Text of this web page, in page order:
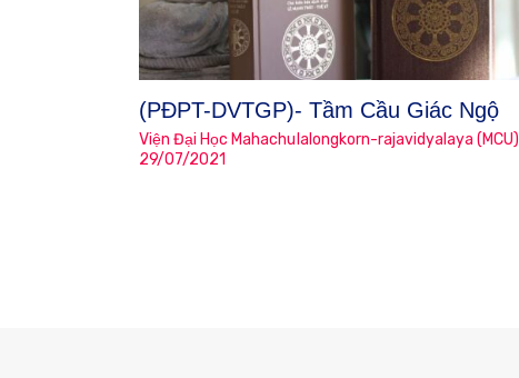
(PĐPT-DVTGP)- Tầm Cầu Giác Ngộ
Viện Đại Học Mahachulalongkorn-rajavidyalaya (MCU)
29/07/2021